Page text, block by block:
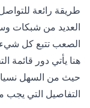
طريقة رائعة
العديد من شبكات
الصعب تتبع كل
هنا يأتي دور قائمة
حيث من السهل
التفاصيل التي يجب